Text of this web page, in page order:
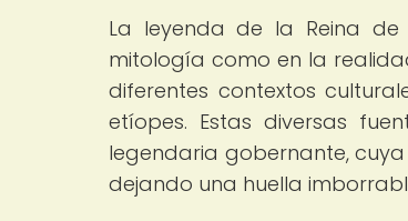
La leyenda de la Reina
mitología como en la
diferentes contextos
etíopes. Estas diversas
legendaria gobernante,
dejando una huella